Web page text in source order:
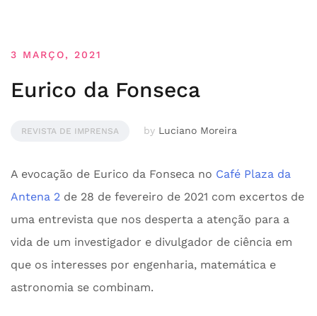
3 MARÇO, 2021
Eurico da Fonseca
REVISTA DE IMPRENSA by Luciano Moreira
A evocação de Eurico da Fonseca no Café Plaza da
Antena 2 de 28 de fevereiro de 2021 com excertos de
uma entrevista que nos desperta a atenção para a
vida de um investigador e divulgador de ciência em
que os interesses por engenharia, matemática e
astronomia se combinam.